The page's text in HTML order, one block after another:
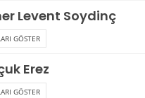
Levent Soydinç
GÖSTER
Erez
GÖSTER